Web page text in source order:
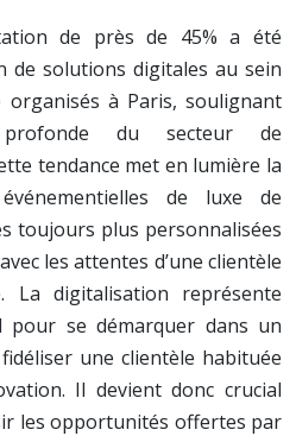
de près de 45% a été
de solutions digitales au sein
organisés à Paris, soulignant
du secteur de
tendance met en lumière la
de luxe de
toujours plus personnalisées
les attentes d’une clientèle
La digitalisation représente
pour se démarquer dans un
une clientèle habituée
Il devient donc crucial
les opportunités offertes par